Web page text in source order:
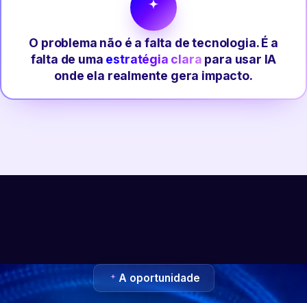
O problema não é a falta de tecnologia. É a
falta de uma estratégia clara para usar IA
onde ela realmente gera impacto.
A oportunidade